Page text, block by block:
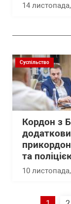
14
Суспільство
Кордон з
та
10